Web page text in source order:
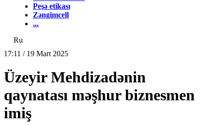
Peşə etikası
Zəngimcell
...
Ru
17:11 / 19 Mart 2025
Üzeyir Mehdizadənin
qaynatası məşhur biznesmen
imiş